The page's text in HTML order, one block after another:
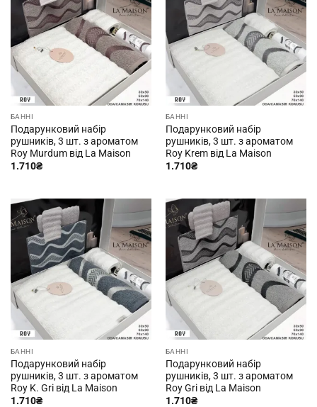
БАННІ
Подарунковий набір
рушників, 3 шт. з ароматом
Roy Murdum від La Maison
1.710₴
БАННІ
Подарунковий набір
рушників, 3 шт. з ароматом
Roy Krem від La Maison
1.710₴
БАННІ
Подарунковий набір
рушників, 3 шт. з ароматом
Roy K. Gri від La Maison
1.710₴
БАННІ
Подарунковий набір
рушників, 3 шт. з ароматом
Roy Gri від La Maison
1.710₴